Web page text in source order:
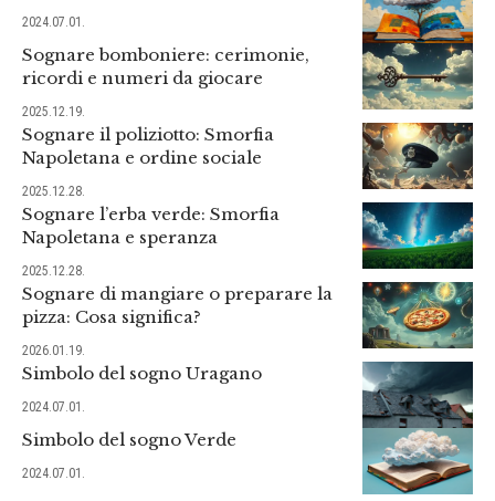
2024.07.01.
Sognare bomboniere: cerimonie,
ricordi e numeri da giocare
2025.12.19.
Sognare il poliziotto: Smorfia
Napoletana e ordine sociale
2025.12.28.
Sognare l’erba verde: Smorfia
Napoletana e speranza
2025.12.28.
Sognare di mangiare o preparare la
pizza: Cosa significa?
2026.01.19.
Simbolo del sogno Uragano
2024.07.01.
Simbolo del sogno Verde
2024.07.01.